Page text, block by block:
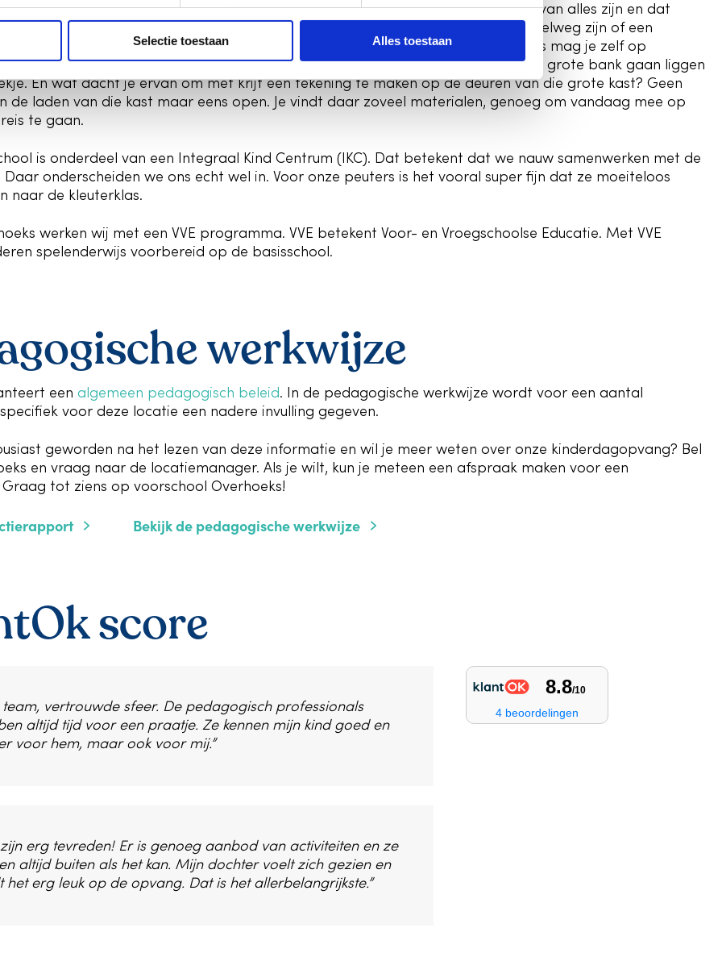
Selectie toestaan Alles toestaan
geen huishoek of autohoek. Wij hebben een ministad. Wat dat is? Nou, dat kan van alles zijn en dat
zo leuk. Vandaag is het misschien een dierentuin, maar morgen kan het een snelweg zijn of een
leuke speelhuisje kan een keuken zijn of een winkel. Vandaag mag jij kiezen. Bij ons mag je zelf op
gaan, spelen en ontdekken wat jij wilt! Je kan natuurlijk ook lekker languit op die grote bank gaan liggen
En wat dacht je ervan om met krijt een tekening te maken op de deuren van die grote kast? Geen
de laden van die kast maar eens open. Je vindt daar zoveel materialen, genoeg om vandaag mee op
te gaan.
is onderdeel van een Integraal Kind Centrum (IKC). Dat betekent dat we nauw samenwerken met de
Daar onderscheiden we ons echt wel in. Voor onze peuters is het vooral super fijn dat ze moeiteloos
naar de kleuterklas.
werken wij met een VVE programma. VVE betekent Voor- en Vroegschoolse Educatie. Met VVE
spelenderwijs voorbereid op de basisschool.
werkwijze
een algemeen pedagogisch beleid. In de pedagogische werkwijze wordt voor een aantal
voor deze locatie een nadere invulling gegeven.
geworden na het lezen van deze informatie en wil je meer weten over onze kinderdagopvang? Bel
en vraag naar de locatiemanager. Als je wilt, kun je meteen een afspraak maken voor een
tot ziens op voorschool Overhoeks!
Bekijk de pedagogische werkwijze
score
team, vertrouwde sfeer. De pedagogisch professionals
altijd tijd voor een praatje. Ze kennen mijn kind goed en
voor hem, maar ook voor mij.”
zijn erg tevreden! Er is genoeg aanbod van activiteiten en ze
altijd buiten als het kan. Mijn dochter voelt zich gezien en
het erg leuk op de opvang. Dat is het allerbelangrijkste.”